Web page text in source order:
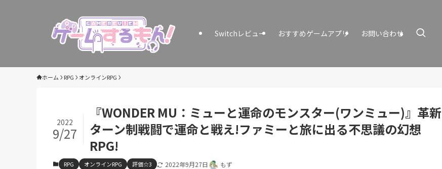
Switchレビュー おすすめゲームアプリ お問い合わせ
ホーム RPG オンラインRPG
『WONDER MU：ミューと運命のモンスター(ワンミュー)』革新
ターン制戦闘で運命と戦え!ファミーと旅に出る不思議の幻想
RPG!
2022
9/27
RPG オンラインRPG 評価☆3 2022年9月27日 もず